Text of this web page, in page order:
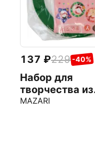
137 229 -40%
Набор для
творчества из
текстиля
MAZARI